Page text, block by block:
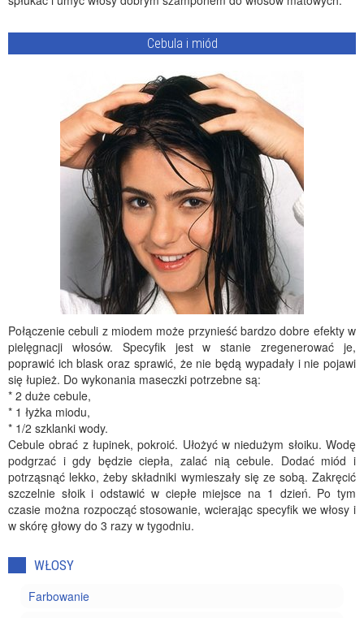
Cebula i miód
Połączenie cebuli z miodem może przynieść bardzo dobre efekty w
pielęgnacji włosów. Specyfik jest w stanie zregenerować je,
poprawić ich blask oraz sprawić, że nie będą wypadały i nie pojawi
się łupież. Do wykonania maseczki potrzebne są:
* 2 duże cebule,
* 1 łyżka miodu,
* 1/2 szklanki wody.
Cebule obrać z łupinek, pokroić. Ułożyć w niedużym słoiku. Wodę
podgrzać i gdy będzie ciepła, zalać nią cebule. Dodać miód i
potrząsnąć lekko, żeby składniki wymieszały się ze sobą. Zakręcić
szczelnie słoik i odstawić w ciepłe miejsce na 1 dzień. Po tym
czasie można rozpocząć stosowanie, wcierając specyfik we włosy i
w skórę głowy do 3 razy w tygodniu.
WŁOSY
Farbowanie